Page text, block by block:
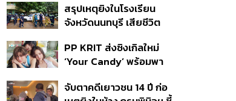
ที่ดิน เคลียร์ใบอนุญาต
โรงแรมค้าง 7 ปี
สรุปเหตุยิงในโรงเรียน
จังหวัดนนทบุรี เสียชีวิต
ปมค้นประวัติคดีกราดยิงที่
สหรัฐฯ
PP KRIT ส่งซิงเกิลใหม่
‘Your Candy’ พร้อมพา
สิกวิดีโอ
จับตาคดีเยาวชน 14 ปี ก่อ